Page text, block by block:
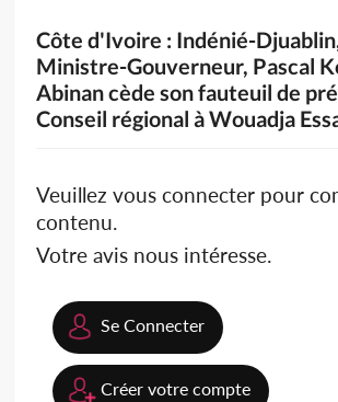
Côte d'Ivoire : Indénié-
Ministre-Gouverneur, Pascal
Abinan cède son fauteuil de
Conseil régional à Wouadja
Veuillez vous connecter pour
contenu.
Votre avis nous intéresse.
Se Connecter
Créer votre compte